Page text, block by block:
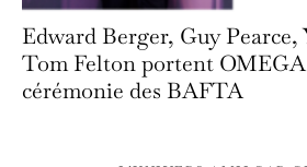
Edward Berger, Guy Pearce,
Tom Felton portent OMEGA
cérémonie des BAFTA